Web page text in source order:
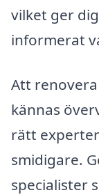
vilket ger
informerat
Att
kännas
rätt
smidigare.
specialister